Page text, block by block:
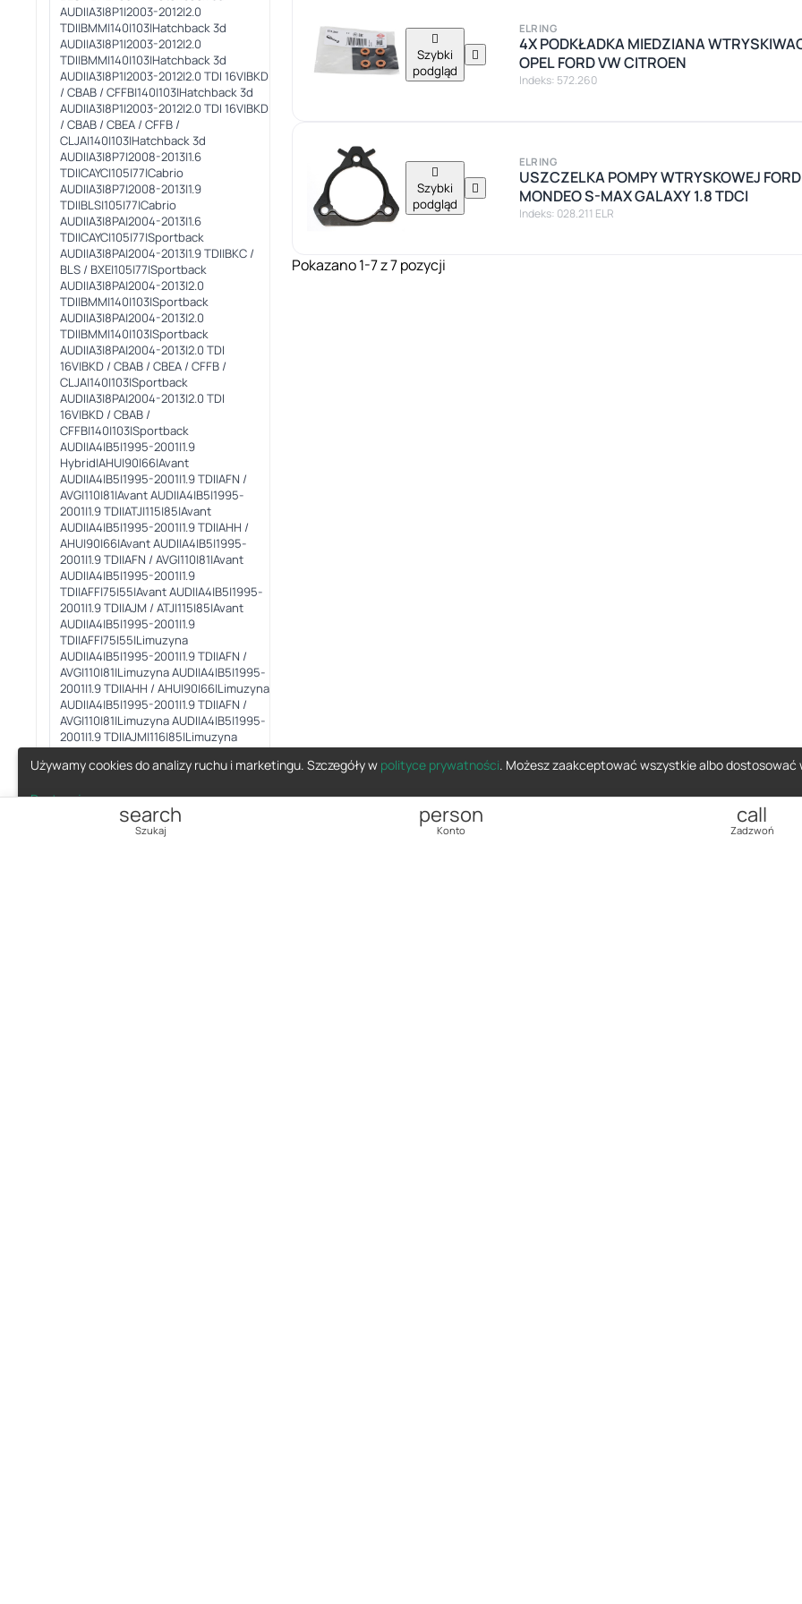

Szybki
podgląd

ELRING
4X PODKŁADKA MIEDZIANA
OPEL FORD VW CITROEN
Indeks: 572.260

Szybki
podgląd

ELRING
USZCZELKA POMPY WTRYSKOWEJ
MONDEO S-MAX GALAXY 1.8 TDCI
Indeks: 028.211 ELR
Pokazano 1-7 z 7 pozycji
search
Szukaj
person
Konto
call
Zadzwoń
Używamy cookies do analizy ruchu i marketingu. Szczegóły w polityce prywatności. Możesz zaakceptować wszystkie albo dostosować
Dostosuj